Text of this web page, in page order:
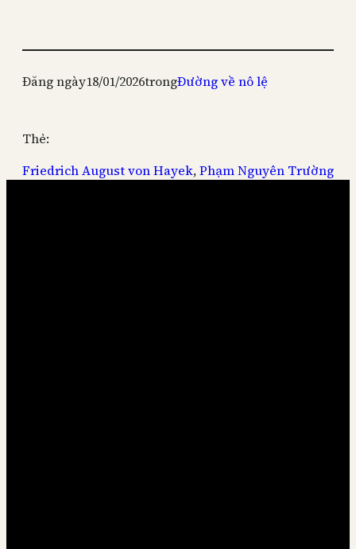
Đăng ngày18/01/2026trongĐường về nô lệ
Thẻ:
Friedrich August von Hayek, Phạm Nguyên Trường